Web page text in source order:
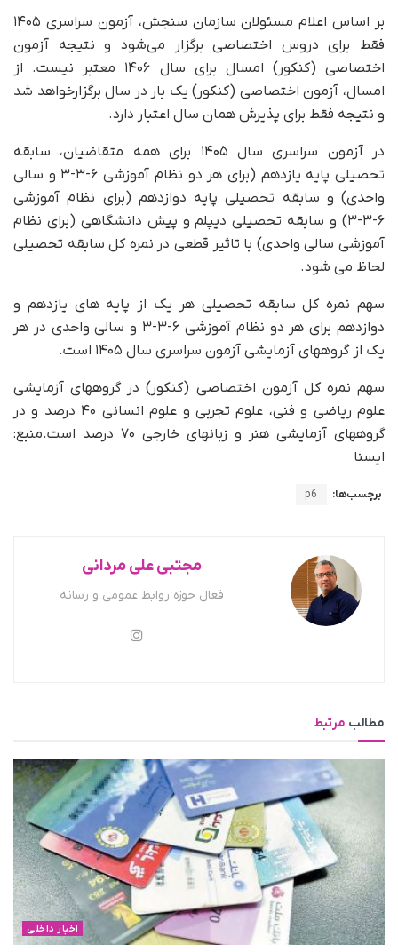
بر اساس اعلام مسئولان سازمان سنجش، آزمون سراسری ۱۴۰۵
فقط برای دروس اختصاصی برگزار می‌شود و نتیجه آزمون
اختصاصی (کنکور) امسال برای سال ۱۴۰۶ معتبر نیست. از
امسال، آزمون اختصاصی (کنکور) یک بار در سال برگزارخواهد شد
و نتیجه فقط برای پذیرش همان سال اعتبار دارد.
در آزمون سراسری سال ۱۴۰۵ برای همه متقاضیان، سابقه
تحصیلی پایه یازدهم (برای هر دو نظام آموزشی ۶-۳-۳ و سالی
واحدی) و سابقه تحصیلی پایه دوازدهم (برای نظام آموزشی
۶-۳-۳) و سابقه تحصیلی دیپلم و پیش دانشگاهی (برای نظام
آموزشی سالی واحدی) با تاثیر قطعی در نمره کل سابقه تحصیلی
لحاظ می شود.
سهم نمره کل سابقه تحصیلی هر یک از پایه های یازدهم و
دوازدهم برای هر دو نظام آموزشی ۶-۳-۳ و سالی واحدی در هر
یک از گروههای آزمایشی آزمون سراسری سال ۱۴۰۵ است.
سهم نمره کل آزمون اختصاصی (کنکور) در گروههای آزمایشی
علوم ریاضی و فنی، علوم تجربی و علوم انسانی ۴۰ درصد و در
گروههای آزمایشی هنر و زبانهای خارجی ۷۰ درصد است.منبع:
ایسنا
برچسب‌ها: p6
مجتبی علی مردانی
فعال حوزه روابط عمومی و رسانه
مطالب مرتبط
اخبار داخلی